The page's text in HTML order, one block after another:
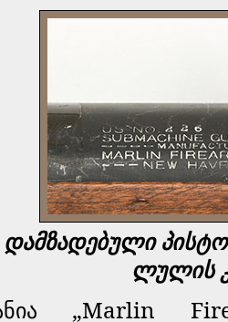
ლულის
„Marlin